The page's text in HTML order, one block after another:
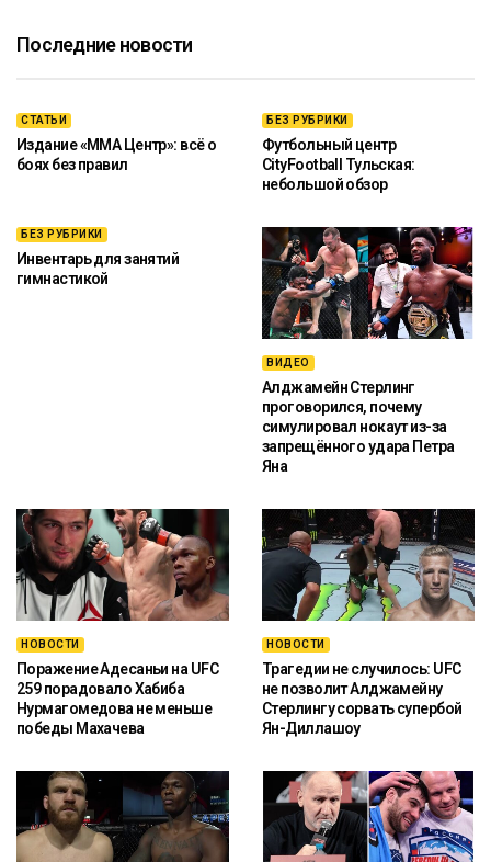
Последние новости
СТАТЬИ
Издание «ММА Центр»: всё о
боях без правил
БЕЗ РУБРИКИ
Футбольный центр
CityFootball Тульская:
небольшой обзор
БЕЗ РУБРИКИ
Инвентарь для занятий
гимнастикой
ВИДЕО
Алджамейн Стерлинг
проговорился, почему
симулировал нокаут из-за
запрещённого удара Петра
Яна
НОВОСТИ
Поражение Адесаньи на UFC
259 порадовало Хабиба
Нурмагомедова не меньше
победы Махачева
НОВОСТИ
Трагедии не случилось: UFC
не позволит Алджамейну
Стерлингу сорвать супербой
Ян-Диллашоу